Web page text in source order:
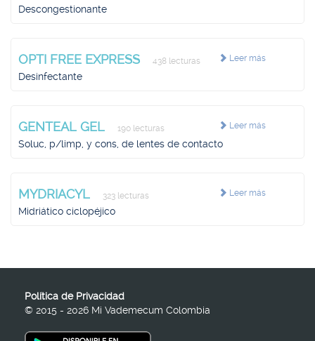
Descongestionante
Leer más
OPTI FREE EXPRESS 438 lecturas
Desinfectante
Leer más
GENTEAL GEL 190 lecturas
Soluc, p/limp, y cons, de lentes de contacto
Leer más
MYDRIACYL 323 lecturas
Midriático ciclopéjico
Política de Privacidad
© 2015 - 2026 Mi Vademecum Colombia